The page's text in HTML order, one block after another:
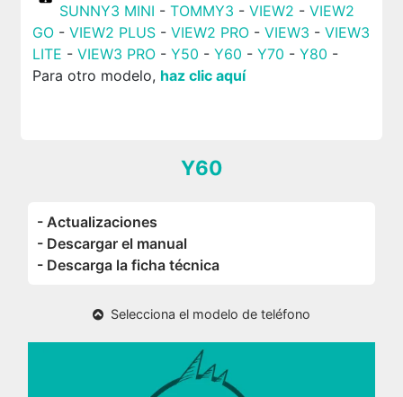
SUNNY3 MINI - TOMMY3 - VIEW2 - VIEW2
GO- VIEW2 PLUS- VIEW2 PRO- VIEW3 - VIEW3
LITE - VIEW3 PRO- Y50 - Y60 - Y70 - Y80 -
Para otro modelo, haz clic aquí
Y60
- Actualizaciones
- Descargar el manual
- Descarga la ficha técnica
Selecciona el modelo de teléfono